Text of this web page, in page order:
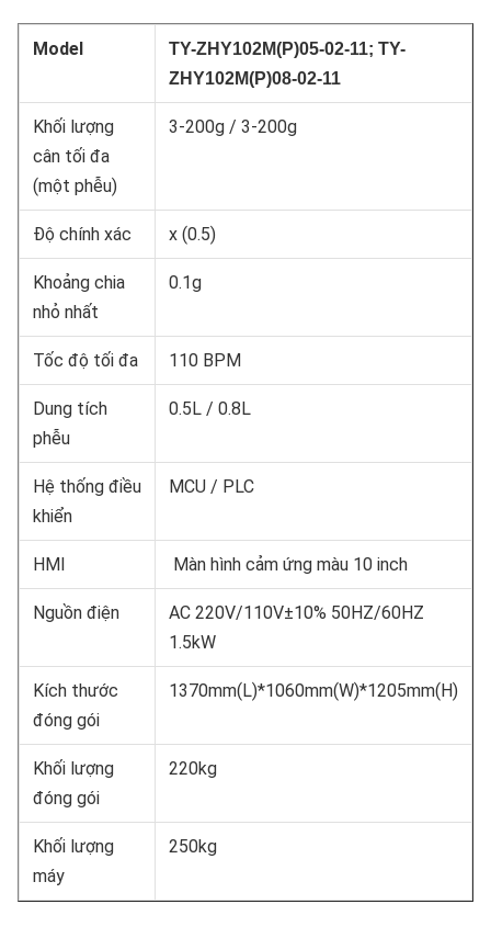
Model TY-ZHY102M(P)05-02-11; TY-
ZHY102M(P)08-02-11
Khối lượng
cân tối đa
(một phễu)
3-200g / 3-200g
Độ chính xác x (0.5)
Khoảng chia
nhỏ nhất
0.1g
Tốc độ tối đa 110 BPM
Dung tích
phễu
0.5L / 0.8L
Hệ thống điều
khiển
MCU / PLC
HMI Màn hình cảm ứng màu 10 inch
Nguồn điện
AC 220V/110V±10% 50HZ/60HZ
1.5kW
Kích thước
đóng gói
1370mm(L)*1060mm(W)*1205mm(H)
Khối lượng
đóng gói
220kg
Khối lượng
máy
250kg